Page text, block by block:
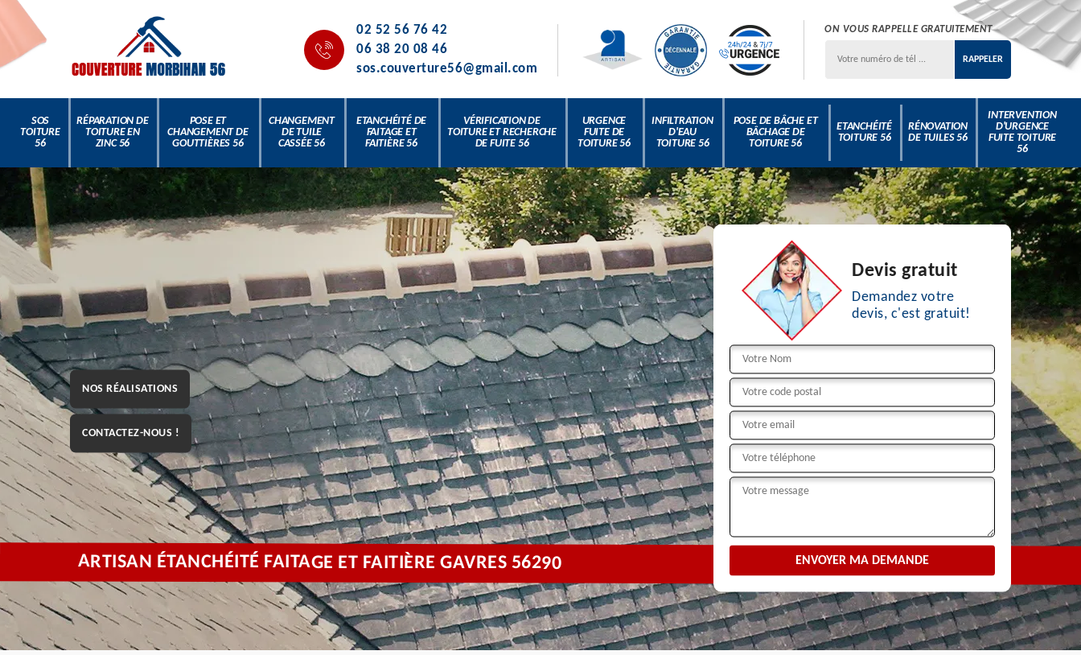
02 52 56 76 42
06 38 20 08 46
sos.couverture56@gmail.com
ON VOUS RAPPELLE GRATUITEMENT
SOS
TOITURE
56
RÉPARATION DE
TOITURE EN
ZINC 56
POSE ET
CHANGEMENT DE
GOUTTIÈRES 56
CHANGEMENT
DE TUILE
CASSÉE 56
ETANCHÉITÉ DE
FAITAGE ET
FAITIÈRE 56
VÉRIFICATION DE
TOITURE ET RECHERCHE
DE FUITE 56
URGENCE
FUITE DE
TOITURE 56
INFILTRATION
D'EAU
TOITURE 56
POSE DE BÂCHE ET
BÂCHAGE DE
TOITURE 56
ETANCHÉITÉ
TOITURE 56
RÉNOVATION
DE TUILES 56
INTERVENTION
D'URGENCE
FUITE TOITURE
56
NOS RÉALISATIONS
CONTACTEZ-NOUS !
Devis gratuit
Demandez votre
devis, c'est gratuit!
ARTISAN ÉTANCHÉITÉ FAITAGE ET FAITIÈRE GAVRES 56290